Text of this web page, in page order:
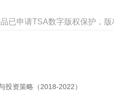
已申请TSA数字版权保护，
投资策略（2018-2022）